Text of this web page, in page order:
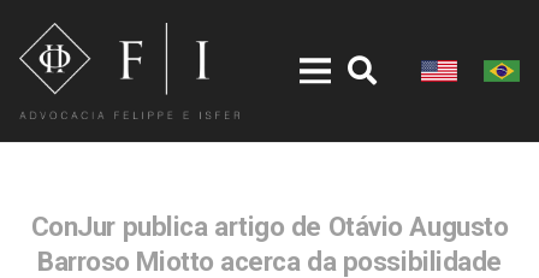
ConJur publica artigo de Otávio Augusto
Barroso Miotto acerca da possibilidade